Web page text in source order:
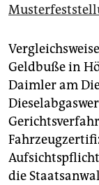
Geldbuße in
Daimler am
die